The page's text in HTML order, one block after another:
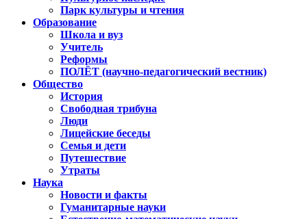
Парк культуры и чтения
Образование
Школа и вуз
Учитель
Реформы
ПОЛЁТ (научно-педагогический вестник)
Общество
История
Свободная трибуна
Люди
Лицейские беседы
Семья и дети
Путешествие
Утраты
Наука
Новости и факты
Гуманитарные науки